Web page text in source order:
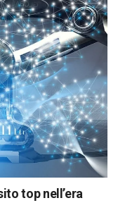
top nell’era